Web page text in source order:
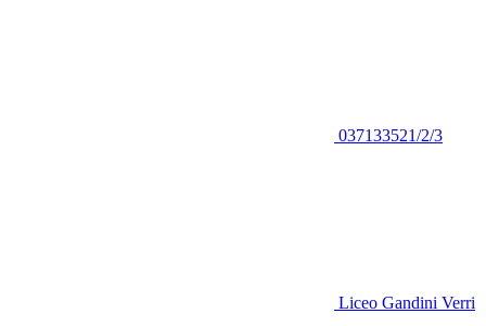
037133521/2/3
Liceo Gandini Verri